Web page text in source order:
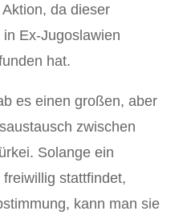
da dieser
Ex-Jugoslawien
hat.
es einen großen, aber
zwischen
Solange ein
stattfindet,
kann man sie